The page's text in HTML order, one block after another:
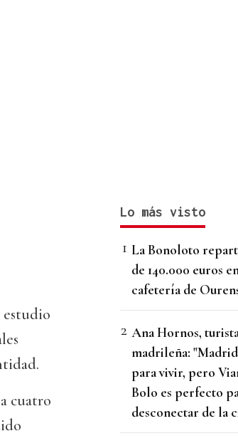
estudio
cuatro
Lo más visto
La Bonoloto
de 140.000 euros
cafetería de
Ana Hornos,
madrileña: "Madrid
para vivir, pero
Bolo es perfecto
desconectar de la